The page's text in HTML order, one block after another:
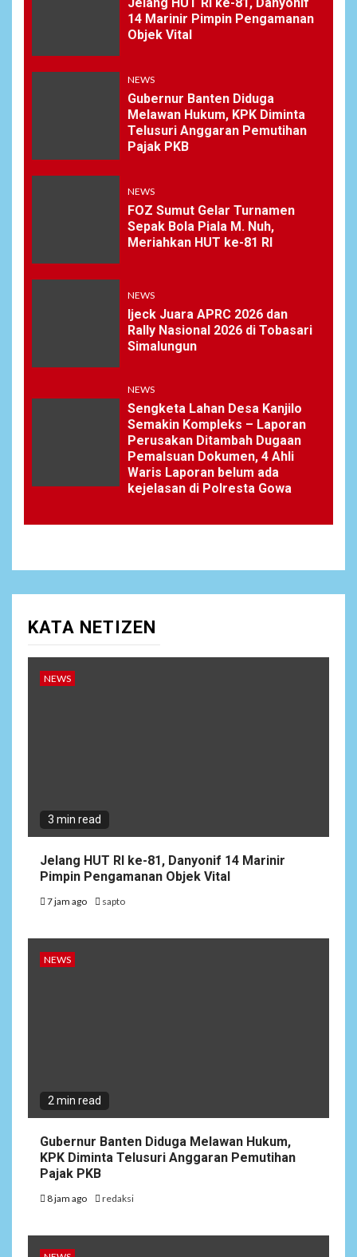
14 Marinir Pimpin Pengamanan
Objek Vital
NEWS
Gubernur Banten Diduga
Melawan Hukum, KPK Diminta
Telusuri Anggaran Pemutihan
Pajak PKB
NEWS
FOZ Sumut Gelar Turnamen
Sepak Bola Piala M. Nuh,
Meriahkan HUT ke-81 RI
NEWS
Ijeck Juara APRC 2026 dan
Rally Nasional 2026 di Tobasari
Simalungun
NEWS
Sengketa Lahan Desa Kanjilo
Semakin Kompleks – Laporan
Perusakan Ditambah Dugaan
Pemalsuan Dokumen, 4 Ahli
Waris Laporan belum ada
kejelasan di Polresta Gowa
KATA NETIZEN
NEWS
3 min read
Jelang HUT RI ke-81, Danyonif 14 Marinir
Pimpin Pengamanan Objek Vital
7 jam ago sapto
NEWS
2 min read
Gubernur Banten Diduga Melawan Hukum,
KPK Diminta Telusuri Anggaran Pemutihan
Pajak PKB
8 jam ago redaksi